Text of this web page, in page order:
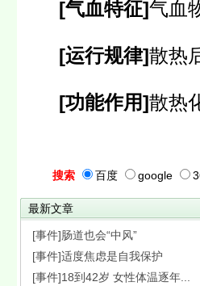
[气血特征]气血
[运行规律]散热
[功能作用]散热
搜索 百度 google
最新文章
[事件]肠道也会“中风”
[事件]适度焦虑是自我保护
[事件]18到42岁 女性体温逐年...